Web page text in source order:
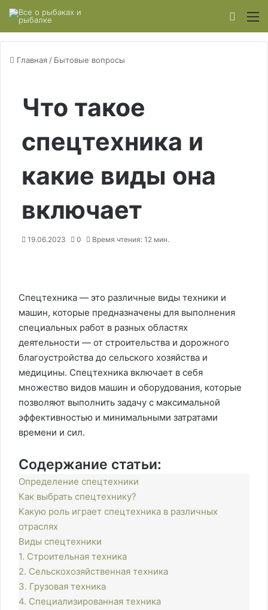
Главная / Бытовые вопросы
Что такое
спецтехника и
какие виды она
включает
19.06.2023 0 Время чтения: 12 мин.
Спецтехника — это различные виды техники и
машин, которые предназначены для выполнения
специальных работ в разных областях
деятельности — от строительства и дорожного
благоустройства до сельского хозяйства и
медицины. Спецтехника включает в себя
множество видов машин и оборудования, которые
позволяют выполнить задачу с максимальной
эффективностью и минимальными затратами
времени и сил.
Содержание статьи:
Определение спецтехники
Как выбрать спецтехнику?
Какую роль играет спецтехника в различных
отраслях
Виды спецтехники
1. Строительная техника
2. Сельскохозяйственная техника
3. Грузовая техника
4. Специализированная техника